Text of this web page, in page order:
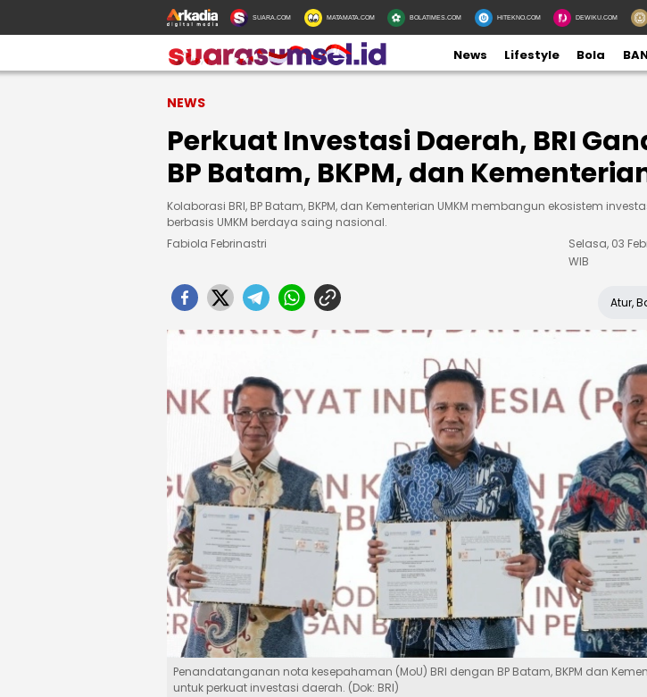
SUARA.COM MATAMATA.COM BOLATIMES.COM HITEKNO.COM DEWIKU.COM
News Lifestyle Bola
NEWS
Perkuat Investasi Daerah, BRI
BP Batam, BKPM, dan
Kolaborasi BRI, BP Batam, BKPM, dan Kementerian UMKM membangun ekosistem
berbasis UMKM berdaya saing nasional.
Fabiola Febrinastri
Selasa, 03
WIB
Atur,
Penandatanganan nota kesepahaman (MoU) BRI dengan BP Batam, BKPM dan
untuk perkuat investasi daerah. (Dok: BRI)